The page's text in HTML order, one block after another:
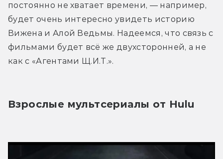
постоянно не хватает времени, — например,
будет очень интересно увидеть историю
Вижена и Алой Ведьмы. Надеемся, что связь с
фильмами будет всё же двухсторонней, а не
как с «Агентами Щ.И.Т.».
Взрослые мультсериалы от Hulu